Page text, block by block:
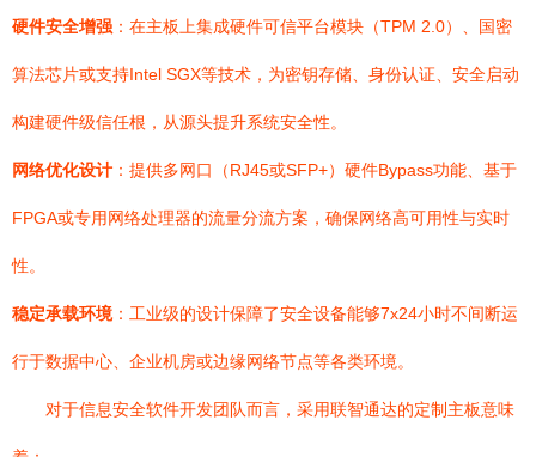
硬件安全增强 ：在主板上集成硬件可信平台模块（TPM 2.0）、国密
算法芯片或支持Intel SGX等技术，为密钥存储、身份认证、安全启动
构建硬件级信任根，从源头提升系统安全性。
网络优化设计 ：提供多网口（RJ45或SFP+）硬件Bypass功能、基于
FPGA或专用网络处理器的流量分流方案，确保网络高可用性与实时
性。
稳定承载环境：工业级的设计保障了安全设备能够7x24小时不间断运
行于数据中心、企业机房或边缘网络节点等各类环境。
对于信息安全软件开发团队而言，采用联智通达的定制主板意味